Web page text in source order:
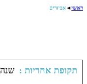
ראשי◄אביזרים
: תקופת אחריות
שנה